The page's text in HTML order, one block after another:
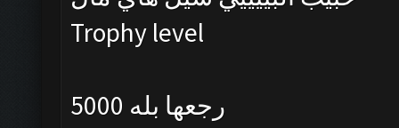
Trophy level
رجعها بله 5000